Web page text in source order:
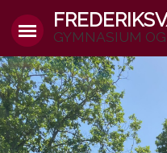
GYMNASIUM